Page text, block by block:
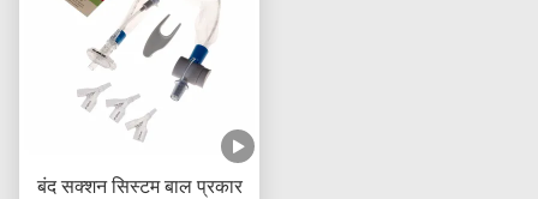
बंद सक्शन सिस्टम बाल प्रकार